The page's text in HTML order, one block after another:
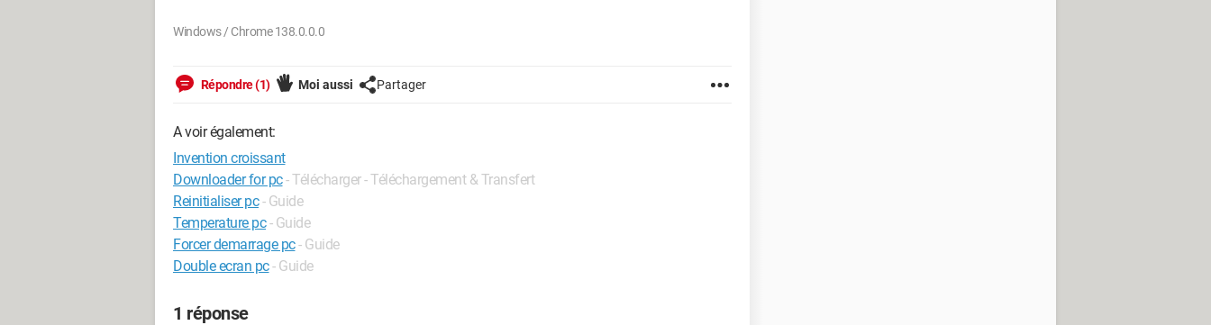
Windows / Chrome 138.0.0.0
Répondre (1) Moi aussi Partager
A voir également:
Invention croissant
Downloader for pc- Télécharger - Téléchargement & Transfert
Reinitialiser pc - Guide
Temperature pc - Guide
Forcer demarrage pc- Guide
Double ecran pc- Guide
1 réponse